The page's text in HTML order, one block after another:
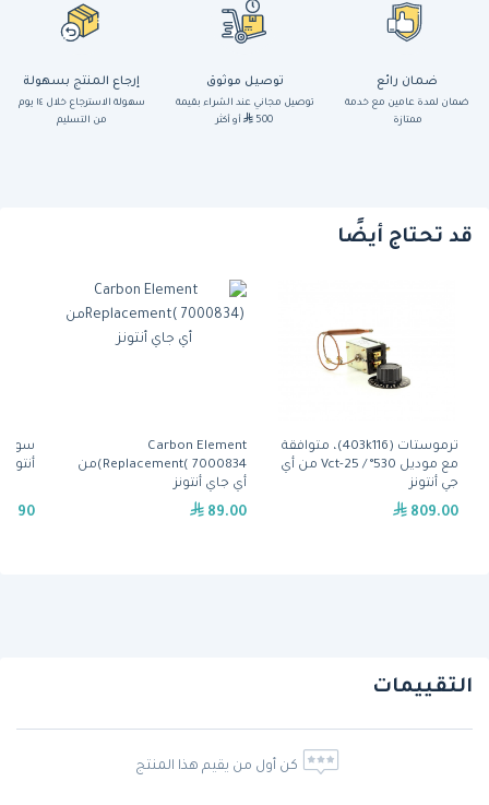
ضمان رائع
ضمان لمدة عامين مع خدمة
ممتازة
توصيل موثوق
توصيل مجاني عند الشراء بقيمة
500
أو أكثر
إرجاع المنتج بسهولة
سهولة الاسترجاع خلال ١٤ يوم
من التسليم
قد تحتاج أيضًا
ترموستات (403k116)، متوافقة
مع موديل 530° / Vct-25 من أي
جي أنتونز
809.00
Carbon Element
Replacement( 7000834)من
أي جاي أنتونز
89.00
أنتونز
التقييمات
كن أول من يقيم هذا المنتج